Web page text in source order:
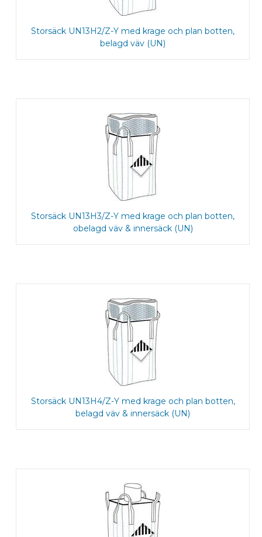
Storsäck UN13H2/Z-Y med krage och plan botten,
belagd väv (UN)
Storsäck UN13H3/Z-Y med krage och plan botten,
obelagd väv & innersäck (UN)
Storsäck UN13H4/Z-Y med krage och plan botten,
belagd väv & innersäck (UN)